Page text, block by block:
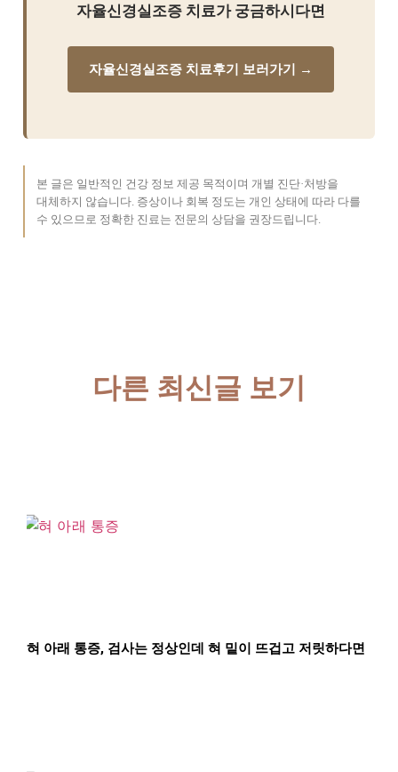
자율신경실조증 치료가 궁금하시다면
자율신경실조증 치료후기 보러가기 →
본 글은 일반적인 건강 정보 제공 목적이며 개별 진단·처방을
대체하지 않습니다. 증상이나 회복 정도는 개인 상태에 따라 다를
수 있으므로 정확한 진료는 전문의 상담을 권장드립니다.
다른 최신글 보기
혀 아래 통증, 검사는 정상인데 혀 밑이 뜨겁고 저릿하다면